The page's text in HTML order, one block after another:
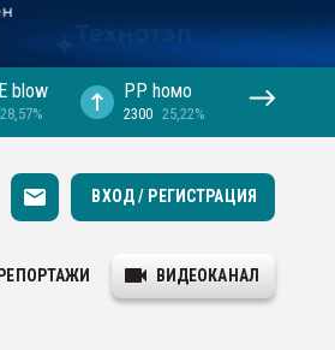
blow
28,57%
PP hомо
2300 25,22%
ВХОД / РЕГИСТРАЦИЯ
ВИДЕОКАНАЛ